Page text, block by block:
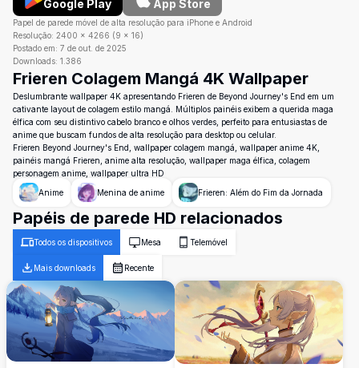
Google Play App Store
Papel de parede móvel de alta resolução para iPhone e Android
Resolução: 2400 × 4266 (9 × 16)
Postado em: 7 de out. de 2025
Downloads: 1.386
Frieren Colagem Mangá 4K Wallpaper
Deslumbrante wallpaper 4K apresentando Frieren de Beyond Journey's End em um
cativante layout de colagem estilo mangá. Múltiplos painéis exibem a querida maga
élfica com seu distintivo cabelo branco e olhos verdes, perfeito para entusiastas de
anime que buscam fundos de alta resolução para desktop ou celular.
Frieren Beyond Journey's End, wallpaper colagem mangá, wallpaper anime 4K,
painéis mangá Frieren, anime alta resolução, wallpaper maga élfica, colagem
personagem anime, wallpaper ultra HD
Anime
Menina de anime Frieren: Além do Fim da Jornada
Papéis de parede HD relacionados
Todos os dispositivos Mesa Telemóvel
Mais downloads Recente